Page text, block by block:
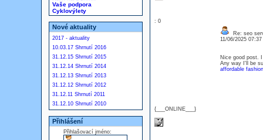
Vaše podpora
Cyklovýlety
Nové aktuality
2017 - aktuality
10.03.17 Shrnutí 2016
31.12.15 Shrnutí 2015
31.12.14 Shrnutí 2014
31.12.13 Shrnutí 2013
31.12.12 Shrnutí 2012
31.12.11 Shrnutí 2011
31.12.10 Shrnutí 2010
Přihlášení
Přihlašovací jméno:
: 0
{___ONLINE___}
Re: seo
11/06/2025
Nice good post.
Any way I'll be
affordable fashion